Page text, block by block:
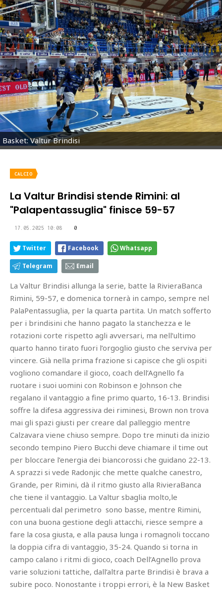
Basket: Valtur Brindisi
CALCIO
La Valtur Brindisi stende Rimini: al
"Palapentassuglia" finisce 59-57
17.05.2025 10:08 0
Twitter Facebook Whatsapp
Telegram Email
La Valtur Brindisi allunga la serie, batte la RivieraBanca
Rimini, 59-57, e domenica tornerà in campo, sempre nel
PalaPentassuglia, per la quarta partita. Un match sofferto
per i brindisini che hanno pagato la stanchezza e le
rotazioni corte rispetto agli avversari, ma nell’ultimo
quarto hanno tirato fuori l’orgoglio giusto che serviva per
vincere. Già nella prima frazione si capisce che gli ospiti
vogliono comandare il gioco, coach dell’Agnello fa
ruotare i suoi uomini con Robinson e Johnson che
regalano il vantaggio a fine primo quarto, 16-13. Brindisi
soffre la difesa aggressiva dei riminesi, Brown non trova
mai gli spazi giusti per creare dal palleggio mentre
Calzavara viene chiuso sempre. Dopo tre minuti da inizio
secondo tempino Piero Bucchi deve chiamare il time out
per bloccare l’energia dei biancorossi che guidano 22-13.
A sprazzi si vede Radonjic che mette qualche canestro,
Grande, per Rimini, dà il ritmo giusto alla RivieraBanca
che tiene il vantaggio. La Valtur sbaglia molto,le
percentuali dal perimetro sono basse, mentre Rimini,
con una buona gestione degli attacchi, riesce sempre a
fare la cosa giusta, e alla pausa lunga i romagnoli toccano
la doppia cifra di vantaggio, 35-24. Quando si torna in
campo calano i ritmi di gioco, coach Dell’Agnello prova
varie soluzioni tattiche, dall’altra parte Brindisi è brava a
subire poco. Nonostante i troppi errori, è la New Basket